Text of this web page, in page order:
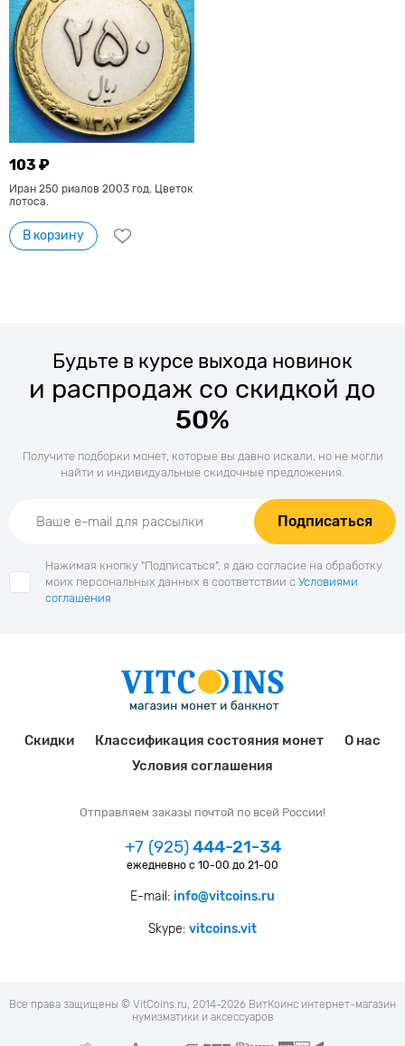
103 ₽
Иран 250 риалов 2003 год. Цветок
лотоса.
В корзину
Будьте в курсе выхода новинок
и распродаж со скидкой до
50%
Получите подборки монет, которые вы давно искали, но не могли
найти и индивидуальные скидочные предложения.
Подписаться
Нажимая кнопку "Подписаться", я даю согласие на обработку
моих персональных данных в соответствии с Условиями
соглашения
Скидки Классификация состояния монет
О нас
Условия соглашения
Отправляем заказы почтой по всей России!
+7 (925)444-21-34
ежедневно с 10-00 до 21-00
E-mail: info@vitcoins.ru
Skype: vitcoins.vit
Все права защищены © VitCoins.ru, 2014-2026 ВитКоинс интернет-магазин
нумизматики и аксессуаров